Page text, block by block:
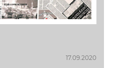
17.09.2020